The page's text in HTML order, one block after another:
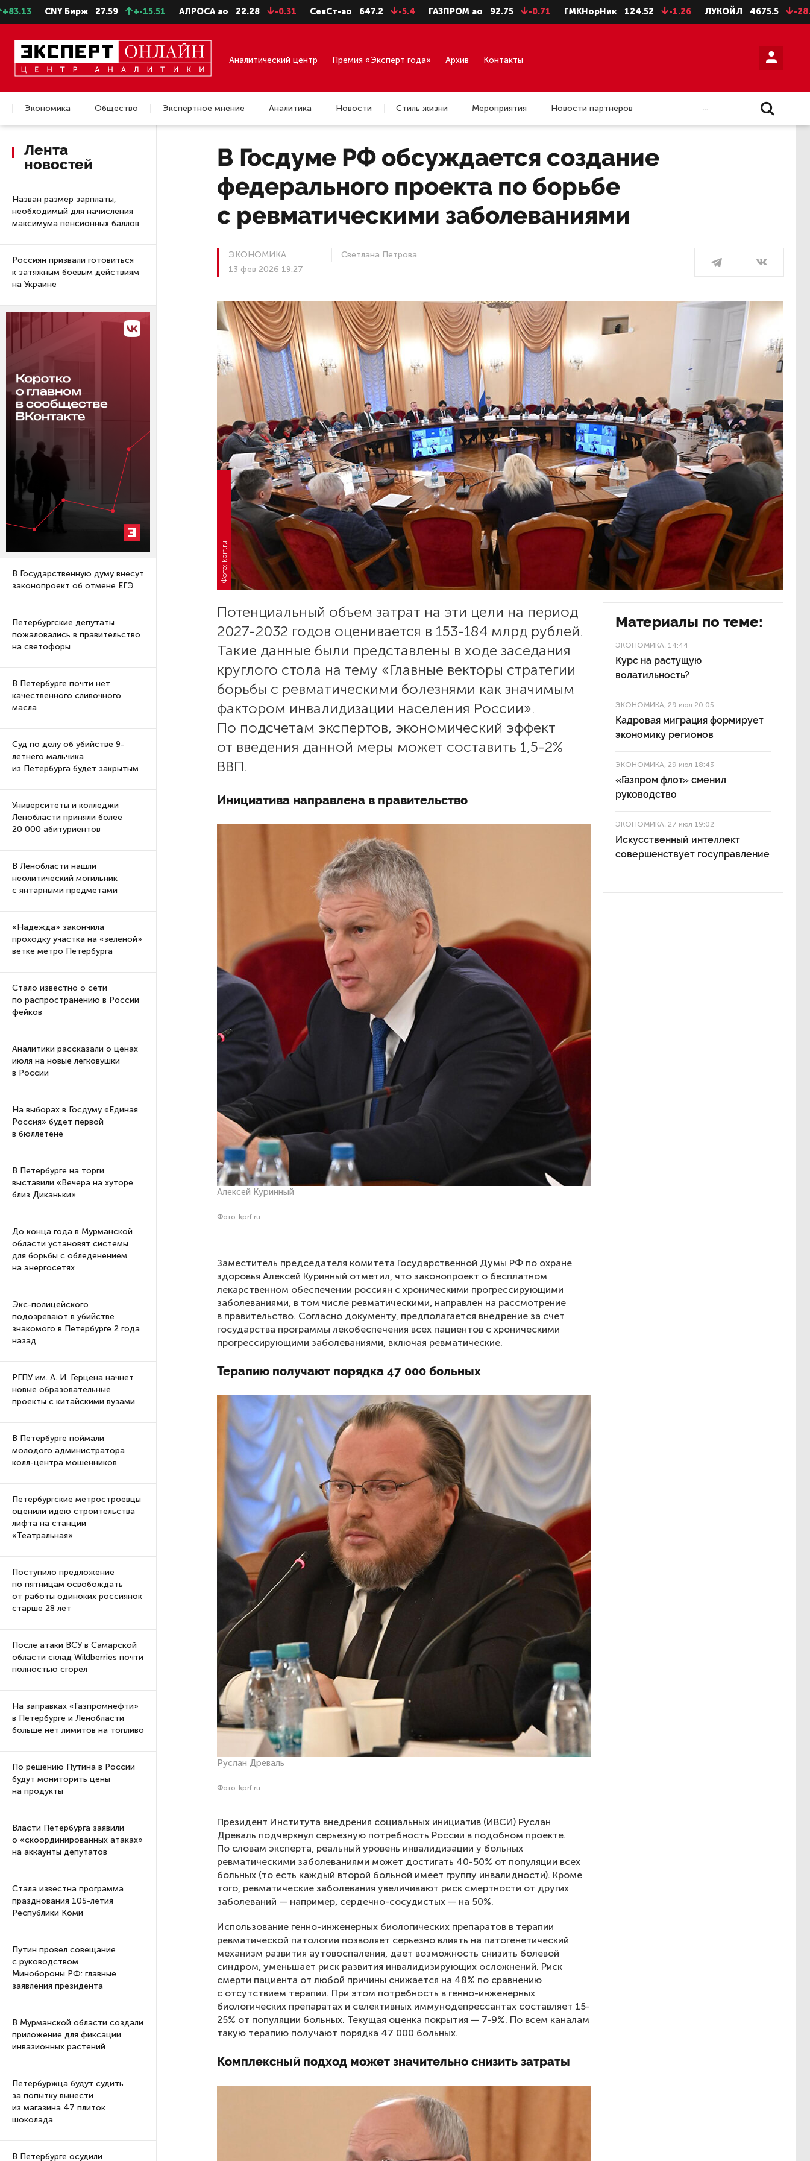
Бирж 27.59 +-15.51 АЛРОСА ао 22.28 -0.31 СевСт-ао 647.2 -5.4 ГАЗПРОМ ао 92.75 -0.71 ГМКНорНик 124.52 -1.26 ЛУКОЙЛ 4675.5 -28.5 НЛМК
Аналитический центр Премия «Эксперт года» Архив Контакты
Экономика Общество Экспертное мнение Аналитика Новости Стиль жизни Мероприятия
Новости партнеров
Недвижимость
...
Лента
новостей
Назван размер зарплаты,
необходимый для начисления
максимума пенсионных баллов
Россиян призвали готовиться
к затяжным боевым действиям
на Украине
В Государственную думу внесут
законопроект об отмене ЕГЭ
Петербургские депутаты
пожаловались в правительство
на светофоры
В Петербурге почти нет
качественного сливочного
масла
Суд по делу об убийстве 9-
летнего мальчика
из Петербурга будет закрытым
Университеты и колледжи
Ленобласти приняли более
20 000 абитуриентов
В Ленобласти нашли
неолитический могильник
с янтарными предметами
«Надежда» закончила
проходку участка на «зеленой»
ветке метро Петербурга
Стало известно о сети
по распространению в России
фейков
Аналитики рассказали о ценах
июля на новые легковушки
в России
На выборах в Госдуму «Единая
Россия» будет первой
в бюллетене
В Петербурге на торги
выставили «Вечера на хуторе
близ Диканьки»
До конца года в Мурманской
области установят системы
для борьбы с обледенением
на энергосетях
Экс-полицейского
подозревают в убийстве
знакомого в Петербурге 2 года
назад
РГПУ им. А. И. Герцена начнет
новые образовательные
проекты с китайскими вузами
В Петербурге поймали
молодого администратора
колл-центра мошенников
Петербургские метростроевцы
оценили идею строительства
лифта на станции
«Театральная»
Поступило предложение
по пятницам освобождать
от работы одиноких россиянок
старше 28 лет
После атаки ВСУ в Самарской
области склад Wildberries почти
полностью сгорел
На заправках «Газпромнефти»
в Петербурге и Ленобласти
больше нет лимитов на топливо
По решению Путина в России
будут мониторить цены
на продукты
Власти Петербурга заявили
о «скоординированных атаках»
на аккаунты депутатов
Стала известна программа
празднования 105-летия
Республики Коми
Путин провел совещание
с руководством
Минобороны РФ: главные
заявления президента
В Мурманской области создали
приложение для фиксации
инвазионных растений
Петербуржца будут судить
за попытку вынести
из магазина 47 плиток
шоколада
В Петербурге осудили
В Госдуме РФ обсуждается создание
федерального проекта по борьбе
с ревматическими заболеваниями
ЭКОНОМИКА
13 фев 2026 19:27
Светлана Петрова
Фото: kprf.ru
Потенциальный объем затрат на эти цели на период
2027-2032 годов оценивается в 153-184 млрд рублей.
Такие данные были представлены в ходе заседания
круглого стола на тему «Главные векторы стратегии
борьбы с ревматическими болезнями как значимым
фактором инвалидизации населения России».
По подсчетам экспертов, экономический эффект
от введения данной меры может составить 1,5-2%
ВВП.
Инициатива направлена в правительство
Алексей Куринный
Фото: kprf.ru
Заместитель председателя комитета Государственной Думы РФ по охране
здоровья Алексей Куринный отметил, что законопроект о бесплатном
лекарственном обеспечении россиян с хроническими прогрессирующими
заболеваниями, в том числе ревматическими, направлен на рассмотрение
в правительство. Согласно документу, предполагается внедрение за счет
государства программы лекобеспечения всех пациентов с хроническими
прогрессирующими заболеваниями, включая ревматические.
Терапию получают порядка 47 000 больных
Руслан Древаль
Фото: kprf.ru
Президент Института внедрения социальных инициатив (ИВСИ) Руслан
Древаль подчеркнул серьезную потребность России в подобном проекте.
По словам эксперта, реальный уровень инвалидизации у больных
ревматическими заболеваниями может достигать 40-50% от популяции всех
больных (то есть каждый второй больной имеет группу инвалидности). Кроме
того, ревматические заболевания увеличивают риск смертности от других
заболеваний — например, сердечно-сосудистых — на 50%.
Использование генно-инженерных биологических препаратов в терапии
ревматической патологии позволяет серьезно влиять на патогенетический
механизм развития аутовоспаления, дает возможность снизить болевой
синдром, уменьшает риск развития инвалидизирующих осложнений. Риск
смерти пациента от любой причины снижается на 48% по сравнению
с отсутствием терапии. При этом потребность в генно-инженерных
биологических препаратах и селективных иммунодепрессантах составляет 15-
25% от популяции больных. Текущая оценка покрытия — 7-9%. По всем каналам
такую терапию получают порядка 47 000 больных.
Комплексный подход может значительно снизить затраты
Материалы по теме:
ЭКОНОМИКА, 14:44
Курс на растущую
волатильность?
ЭКОНОМИКА, 29 июл 20:05
Кадровая миграция формирует
экономику регионов
ЭКОНОМИКА, 29 июл 18:43
«Газпром флот» сменил
руководство
ЭКОНОМИКА, 27 июл 19:02
Искусственный интеллект
совершенствует госуправление